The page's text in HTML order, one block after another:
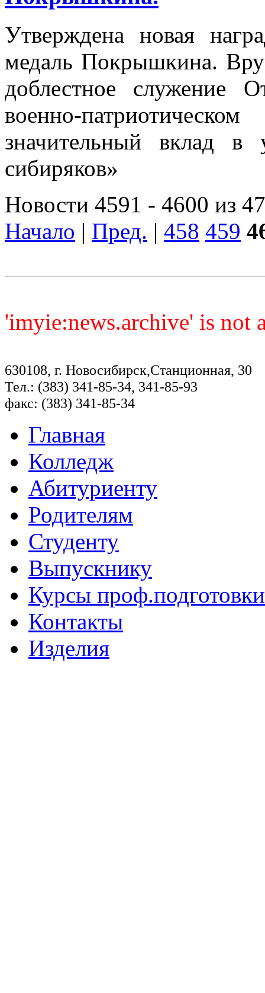
Утверждена новая
медаль Покрышкина.
доблестное служение
военно-
значительный вклад в
сибиряков»
Новости 4591 - 4600 из
Начало | Пред. | 458 459
'imyie:news.archive' is not
630108, г. Новосибирск,Станционная, 30
Тел.: (383) 341-85-34, 341-85-93
факс: (383) 341-85-34
Главная
Колледж
Абитуриенту
Родителям
Студенту
Выпускнику
Курсы проф.подготовки
Контакты
Изделия